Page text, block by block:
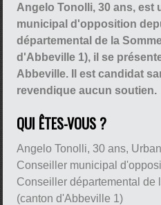
Angelo Tonolli, 30 ans, est
municipal d'opposition
départemental de la
d'Abbeville 1), il se
Abbeville. Il est candidat
revendique aucun soutien.
QUI ÊTES-VOUS ?
Angelo Tonolli, 30 ans,
Conseiller municipal
Conseiller départemental de
(canton d'Abbeville 1)